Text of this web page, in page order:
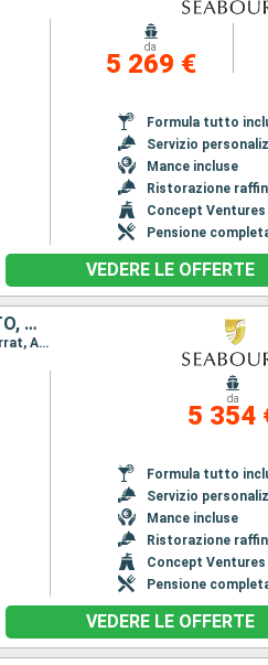
da
5 269 €
Formula tutto
Servizio
Mance incluse
Ristorazione
Concept Ventures
Pensione
VEDERE LE OFFERTE
STATI UNITI, ANTIGUA E BARBUDA, FRANCIA, MARTINICA, CANADA, REGNO UNITO, ANGUILLA, JOST VAN DYKE
Itinerario : Miami, Saint Johns, San Barthelemy, carambola Beach, Fort de France, Saint John's, Montserrat, Antigua, Road Bay, Jost Van Dyke, Miami
da
5 354
Formula tutto
Servizio
Mance incluse
Ristorazione
Concept Ventures
Pensione
VEDERE LE OFFERTE